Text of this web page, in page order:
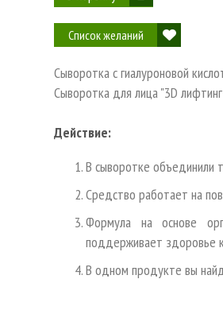
Список желаний
Сыворотка с гиалуроновой
Сыворотка для лица "3D
Действие:
В сыворотке объединили
Средство работает на
Формула на основе
поддерживает здоровье
В одном продукте вы